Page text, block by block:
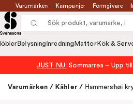
Varumärken Kampanjer Formgivare
Belysning Inredning MattorKök &
JUST NU: Sommarrea – Upp
Varumärken / Kähler / Hammershøi